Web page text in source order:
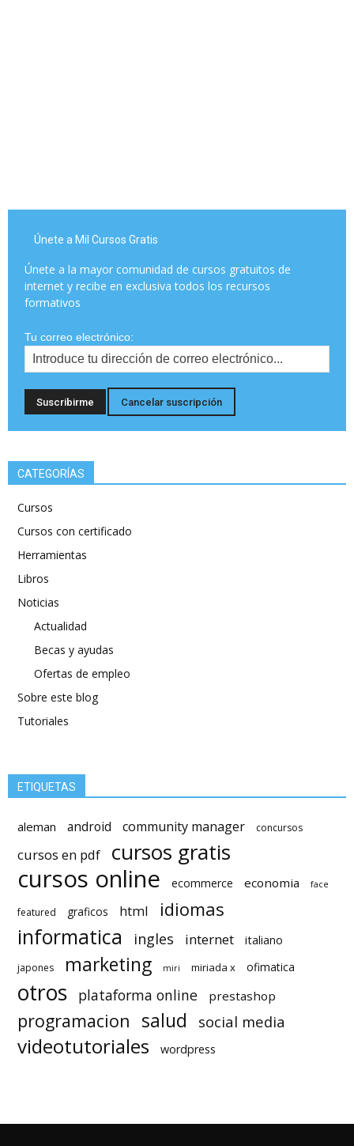
Únete a Mil Cursos Gratis
Únete a la mayor comunidad de cursos gratuitos de
internet y recibe en exclusiva todos los recursos
formativos
Tu correo electrónico:
CATEGORÍAS
Cursos
Cursos con certificado
Herramientas
Libros
Noticias
Actualidad
Becas y ayudas
Ofertas de empleo
Sobre este blog
Tutoriales
ETIQUETAS
aleman android community manager concursos
cursos en pdf cursos gratis
cursos online ecommerce economia face
featured graficos html idiomas
informatica ingles internet italiano
japones marketing miri miriada x ofimatica
otros plataforma online prestashop
programacion salud social media
videotutoriales wordpress